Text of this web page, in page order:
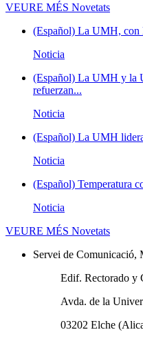
VEURE MÉS Novetats
(Español) La UMH, con
Noticia
(Español) La UMH y la
refuerzan...
Noticia
(Español) La UMH
Noticia
(Español) Temperatura
Noticia
VEURE MÉS Novetats
Servei de Comunicació,
Edif. Rectorado y
Avda. de la
03202 Elche